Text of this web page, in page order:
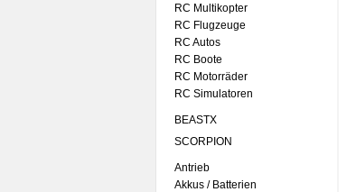
RC Multikopter
RC Flugzeuge
RC Autos
RC Boote
RC Motorräder
RC Simulatoren
BEASTX
SCORPION
Antrieb
Akkus / Batterien